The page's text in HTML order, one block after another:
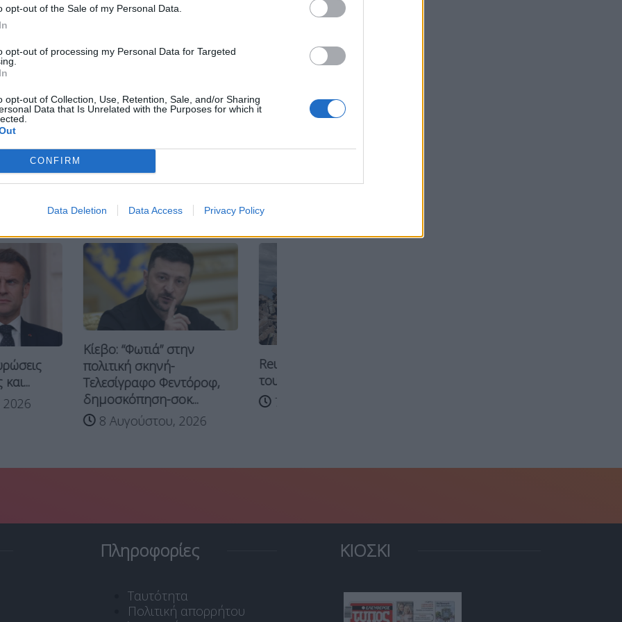
opt-out of the Sale of my Personal Data.
opt-out of processing my Personal Data for Targeted
opt-out of Collection, Use, Retention, Sale, and/or Sharing
Data that Is Unrelated with the Purposes for which it
CONFIRM
Data Deletion Data Access Privacy Policy
της Βρετανίας, ναύαρχος Τόνι Ράντακιν, είπε
να πάνε οι Βρετανοί να πολεμήσουν στην
Bluesky
ρωσία
στην
σκηνή-
Φεντόροφ,
σοκ...
2026
Reuters: Τι γνωρίζουμε για
τους Βορειοκορεάτες που...
7 Αυγούστου, 2026
Πληροφορίες
Ταυτότητα
Πολιτική απορρήτου
ΚΙΟΣΚΙ